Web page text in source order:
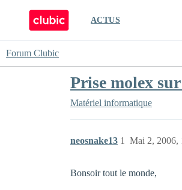
ACTUS
Forum Clubic
Prise molex
Matériel informatique
neosnake13 Mai 2, 2006,
1
Bonsoir tout le monde,